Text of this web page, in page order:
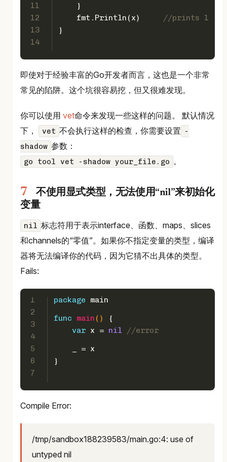
11
12
13
14
    }
    fmt.Println(x)
//prints 1
}
即使对于经验丰富的Go开发者而言，这也是一个非常
常见的陷阱。这个坑很容易挖，但又很难发现。
你可以使用 vet命令来发现一些这样的问题。 默认情况
下，
vet 不会执行这样的检查，你需要设置 -
shadow 参数：
go tool vet -shadow your_file.go 。
不使用显式类型，无法使用“nil”来初始化
变量
nil 标志符用于表示interface、函数、maps、slices
和channels的“零值”。如果你不指定变量的类型，编译
器将无法编译你的代码，因为它猜不出具体的类型。
Fails:
1
2
3
4
5
6
7
package main
func
main ()
{
var x = nil
//error
    _ = x
}
Compile Error:
/tmp/sandbox188239583/main.go:4: use of
untyped nil